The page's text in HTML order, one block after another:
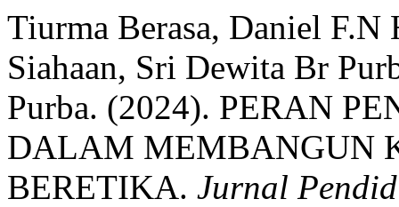
Tiurma Berasa, Daniel F.N
Siahaan, Sri Dewita Br
Purba. (2024). PERAN
DALAM MEMBANGUN
BERETIKA. Jurnal